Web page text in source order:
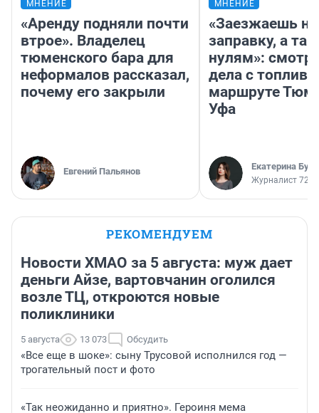
МНЕНИЕ
«Аренду подняли почти
втрое». Владелец
тюменского бара для
неформалов рассказал,
почему его закрыли
Евгений Пальянов
МНЕНИЕ
«Заезжаешь на
заправку, а
нулям»:
дела с
маршруте
Уфа
Екатерина
Журналист
РЕКОМЕНДУЕМ
Новости ХМАО за 5 августа: муж дает
деньги Айзе, вартовчанин оголился
возле ТЦ, откроются новые
поликлиники
5 августа 13 073 Обсудить
«Все еще в шоке»: сыну Трусовой исполнился год —
трогательный пост и фото
«Так неожиданно и приятно». Героиня мема